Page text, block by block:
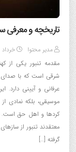
تاریخچه و معرفی
مدیر محتوا خرداد ۱۹, ۱۴۰۴
مقدمه تنبور یکی از
شرقی است که با صدای
عرفانی و آیینی دارد.
موسیقی، بلکه نمادی
کردها و اهل حق است.
گرفته […]